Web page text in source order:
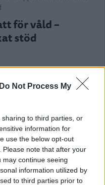
Do Not Process My
to third parties, or
information for
use the below opt-out
note that after your
continue seeing
information utilized by
to third parties prior to
för våld –
stöd
i riksdagen
extra tufft